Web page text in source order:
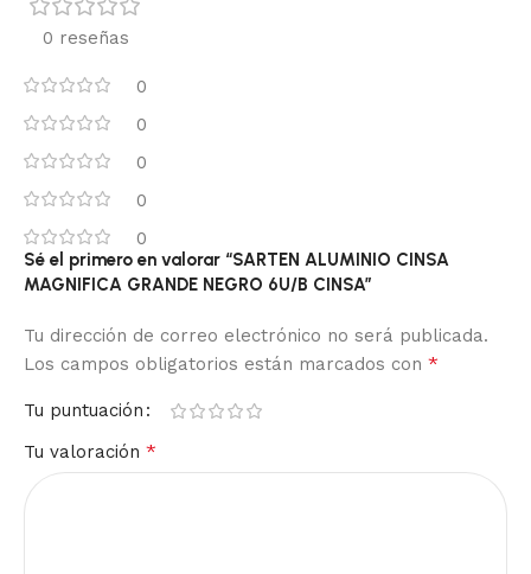
0 reseñas
0
0
0
0
0
Sé el primero en valorar “SARTEN ALUMINIO CINSA
MAGNIFICA GRANDE NEGRO 6U/B CINSA”
Tu dirección de correo electrónico no será publicada.
Los campos obligatorios están marcados con *
Tu puntuación
Tu valoración *